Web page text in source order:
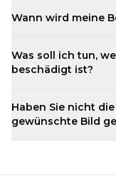
Wann wird meine
Was soll ich tun,
beschädigt ist?
Haben Sie nicht
gewünschte Bild